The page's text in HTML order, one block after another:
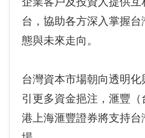
台，協助各方深入掌握
態與未來走向。
台灣資本市場朝向透明
引更多資金挹注，滙豐
港上海滙豐證券將支持